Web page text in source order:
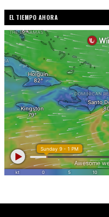
EL TIEMPO AHORA